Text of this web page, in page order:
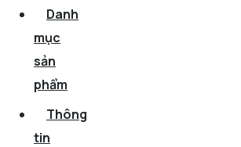
Danh
mục
sản
phẩm
Thông
tin